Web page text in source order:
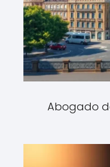
Abogado